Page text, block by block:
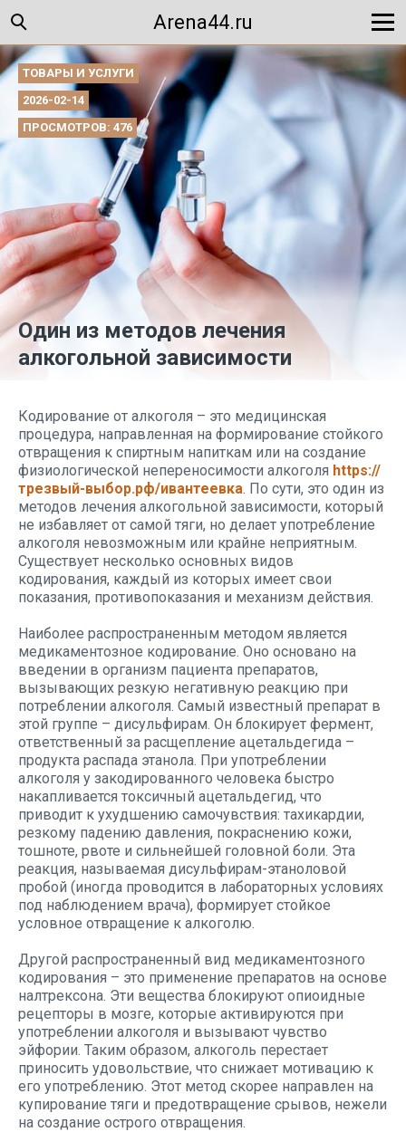
Arena44.ru
ТОВАРЫ И УСЛУГИ
2026-02-14
ПРОСМОТРОВ: 476
Один из методов лечения
алкогольной зависимости
Кодирование от алкоголя – это медицинская
процедура, направленная на формирование стойкого
отвращения к спиртным напиткам или на создание
физиологической непереносимости алкоголя https://
трезвый-выбор.рф/ивантеевка. По сути, это один из
методов лечения алкогольной зависимости, который
не избавляет от самой тяги, но делает употребление
алкоголя невозможным или крайне неприятным.
Существует несколько основных видов
кодирования, каждый из которых имеет свои
показания, противопоказания и механизм действия.
Наиболее распространенным методом является
медикаментозное кодирование. Оно основано на
введении в организм пациента препаратов,
вызывающих резкую негативную реакцию при
потреблении алкоголя. Самый известный препарат в
этой группе – дисульфирам. Он блокирует фермент,
ответственный за расщепление ацетальдегида –
продукта распада этанола. При употреблении
алкоголя у закодированного человека быстро
накапливается токсичный ацетальдегид, что
приводит к ухудшению самочувствия: тахикардии,
резкому падению давления, покраснению кожи,
тошноте, рвоте и сильнейшей головной боли. Эта
реакция, называемая дисульфирам-этаноловой
пробой (иногда проводится в лабораторных условиях
под наблюдением врача), формирует стойкое
условное отвращение к алкоголю.
Другой распространенный вид медикаментозного
кодирования – это применение препаратов на основе
налтрексона. Эти вещества блокируют опиоидные
рецепторы в мозге, которые активируются при
употреблении алкоголя и вызывают чувство
эйфории. Таким образом, алкоголь перестает
приносить удовольствие, что снижает мотивацию к
его употреблению. Этот метод скорее направлен на
купирование тяги и предотвращение срывов, нежели
на создание острого отвращения.